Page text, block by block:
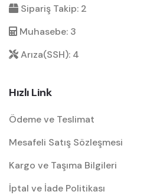
Sipariş Takip: 2
Muhasebe: 3
Arıza(SSH): 4
Hızlı Link
Ödeme ve Teslimat
Mesafeli Satış Sözleşmesi
Kargo ve Taşıma Bilgileri
İptal ve İade Politikası